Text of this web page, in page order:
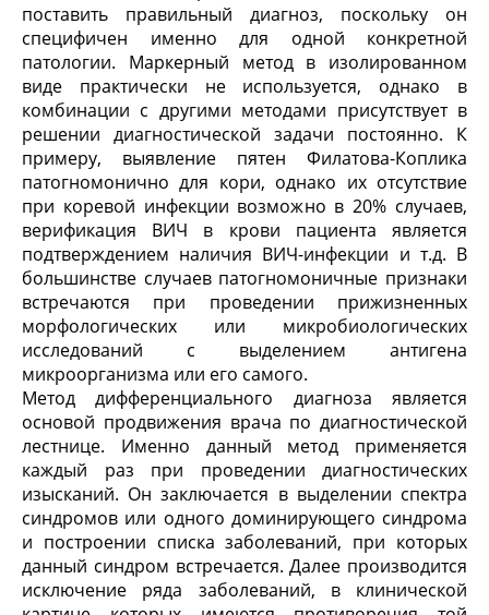
поставить правильный диагноз, поскольку он
специфичен именно для одной конкретной
патологии. Маркерный метод в изолированном
виде практически не используется, однако в
комбинации с другими методами присутствует в
решении диагностической задачи постоянно. К
примеру, выявление пятен Филатова-Коплика
патогномонично для кори, однако их отсутствие
при коревой инфекции возможно в 20% случаев,
верификация ВИЧ в крови пациента является
подтверждением наличия ВИЧ-инфекции и т.д. В
большинстве случаев патогномоничные признаки
встречаются при проведении прижизненных
морфологических или микробиологических
исследований с выделением антигена
микроорганизма или его самого.
Метод дифференциального диагноза является
основой продвижения врача по диагностической
лестнице. Именно данный метод применяется
каждый раз при проведении диагностических
изысканий. Он заключается в выделении спектра
синдромов или одного доминирующего синдрома
и построении списка заболеваний, при которых
данный синдром встречается. Далее производится
исключение ряда заболеваний, в клинической